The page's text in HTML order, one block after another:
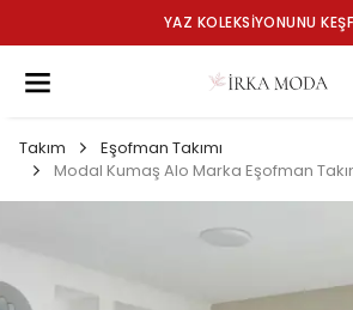
YAZ KOLEKSİYONUNU
Takım
Eşofman Takımı
Modal Kumaş Alo Marka Eşofman